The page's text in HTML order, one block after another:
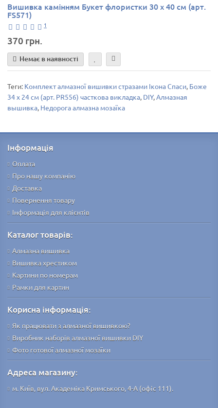
Вишивка камінням Букет флористки 30 х 40 см (арт.
FS571)
1
370 грн.
Немає в наявності
Теги: Комплект алмазної вишивки стразами Ікона Спаси, Боже
34 х 24 см (арт. PR556) часткова викладка, DIY,Алмазная
вышивка, Недорога алмазна мозаїка
Інформація
Оплата
Про нашу компанію
Доставка
Повернення товару
Інформація для клієнтів
Каталог товарів:
Алмазна вишивка
Вишивка хрестиком
Картини по номерам
Рамки для картин
Корисна інформація:
Як працювати з алмазної вишивкою?
Виробник наборів алмазної вишивки DIY
Фото готової алмазної мозаїки
Адреса магазину:
м. Київ, вул. Академіка Кримського, 4-А (офіс 111).